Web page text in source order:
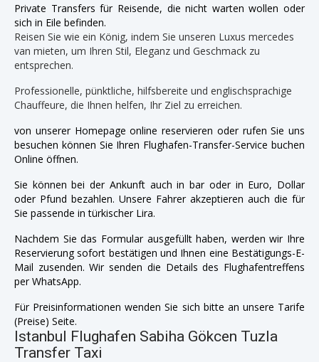
Private Transfers für Reisende, die nicht warten wollen oder
sich in Eile befinden.
Reisen Sie wie ein König, indem Sie unseren Luxus mercedes
van mieten, um Ihren Stil, Eleganz und Geschmack zu
entsprechen.
Professionelle, pünktliche, hilfsbereite und englischsprachige
Chauffeure, die Ihnen helfen, Ihr Ziel zu erreichen.
von unserer Homepage online reservieren oder rufen Sie uns
besuchen können Sie Ihren Flughafen-Transfer-Service buchen
Online öffnen.
Sie können bei der Ankunft auch in bar oder in Euro, Dollar
oder Pfund bezahlen. Unsere Fahrer akzeptieren auch die für
Sie passende in türkischer Lira.
Nachdem Sie das Formular ausgefüllt haben, werden wir Ihre
Reservierung sofort bestätigen und Ihnen eine Bestätigungs-E-
Mail zusenden. Wir senden die Details des Flughafentreffens
per WhatsApp.
Für Preisinformationen wenden Sie sich bitte an unsere Tarife
(Preise) Seite.
Istanbul Flughafen Sabiha Gökcen Tuzla
Transfer Taxi